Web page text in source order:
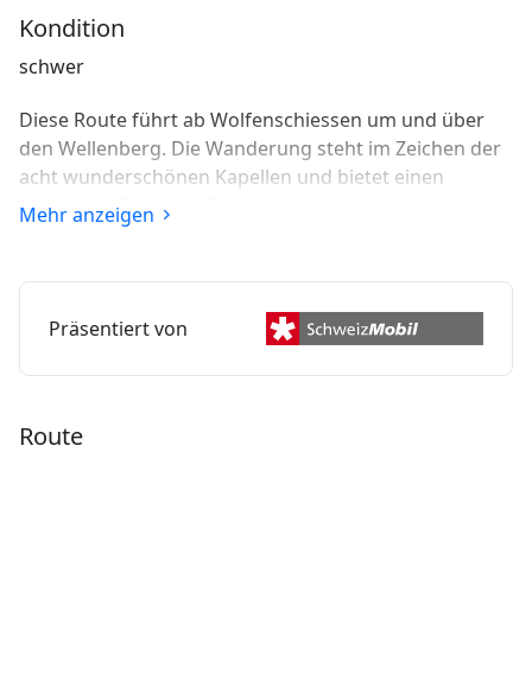
Kondition
schwer
Diese Route führt ab Wolfenschiessen um und über
den Wellenberg. Die Wanderung steht im Zeichen der
acht wunderschönen Kapellen und bietet einen
herrlichen Blick aufs Engelbergertal.
Mehr anzeigen
Präsentiert von
Route